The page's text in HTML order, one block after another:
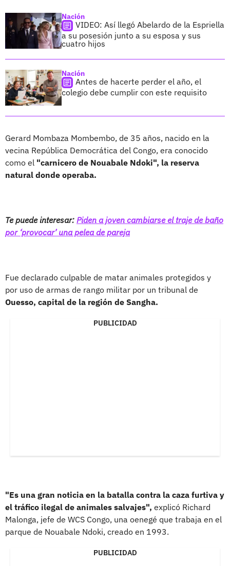
Nación
VIDEO: Así llegó Abelardo de la Espriella
a su posesión junto a su esposa y sus
cuatro hijos
Nación
Antes de hacerte perder el año, el
colegio debe cumplir con este requisito
Gerard Mombaza Mombembo, de 35 años, nacido en la
vecina República Democrática del Congo, era conocido
como el "carnicero de Nouabale Ndoki", la reserva
natural donde operaba.
Te puede interesar: Piden a joven cambiarse el traje de baño
por ‘provocar’ una pelea de pareja
Fue declarado culpable de matar animales protegidos y
por uso de armas de rango militar por un tribunal de
Ouesso, capital de la región de Sangha.
PUBLICIDAD
"Es una gran noticia en la batalla contra la caza furtiva y
el tráfico ilegal de animales salvajes", explicó Richard
Malonga, jefe de WCS Congo, una oenegé que trabaja en el
parque de Nouabale Ndoki, creado en 1993.
PUBLICIDAD